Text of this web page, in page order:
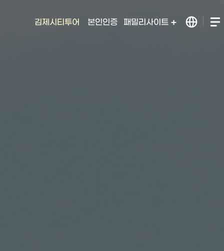
김제시티투어 본인인증 패밀리사이트